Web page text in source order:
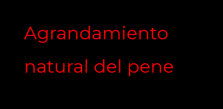
Agrandamiento
natural del pene